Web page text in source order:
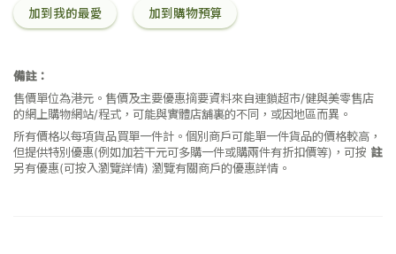
加到我的最愛 加到購物預算
備註：
售價單位為港元。售價及主要優惠摘要資料來自連鎖超市/健與美零售店
的網上購物網站/程式，可能與實體店舖裏的不同，或因地區而異。
所有價格以每項貨品買單一件計。個別商戶可能單一件貨品的價格較高，
但提供特別優惠(例如加若干元可多購一件或購兩件有折扣價等)，可按 註
另有優惠(可按入瀏覽詳情)瀏覽有關商戶的優惠詳情。